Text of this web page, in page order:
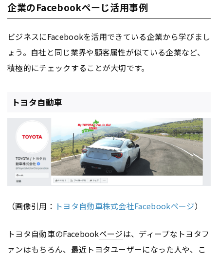
企業のFacebookぺーじ活用事例
ビジネスにFacebookを活用できている企業から学びまし
ょう。自社と同じ業界や顧客属性が似ている企業など、
積極的にチェックすることが大切です。
トヨタ自動車
（画像引用： トヨタ自動車株式会社Facebookページ）
トヨタ自動車のFacebookページは、ディープなトヨタフ
ァンはもちろん、最近トヨタユーザーになった人や、こ